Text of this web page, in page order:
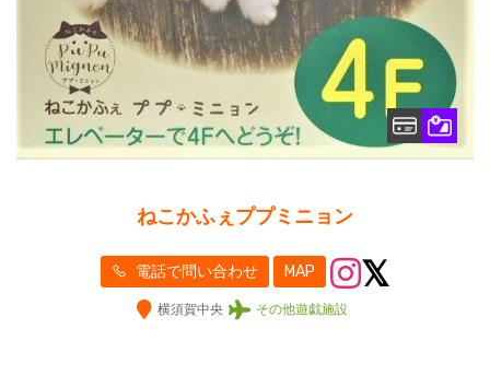
ねこかふぇププミニョン
電話で問い合わせ MAP
横須賀中央 その他遊戯施設